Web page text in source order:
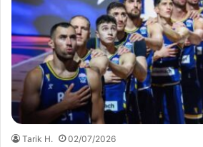
Tarik H. 02/07/2026